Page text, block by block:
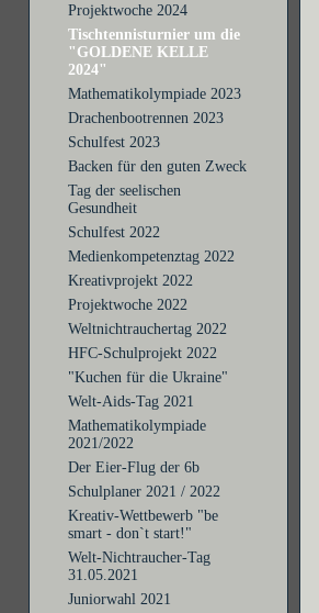
Projektwoche 2024
Tischtennisturnier um die
"GOLDENE KELLE
2024"
Mathematikolympiade 2023
Drachenbootrennen 2023
Schulfest 2023
Backen für den guten Zweck
Tag der seelischen
Gesundheit
Schulfest 2022
Medienkompetenztag 2022
Kreativprojekt 2022
Projektwoche 2022
Weltnichtrauchertag 2022
HFC-Schulprojekt 2022
"Kuchen für die Ukraine"
Welt-Aids-Tag 2021
Mathematikolympiade
2021/2022
Der Eier-Flug der 6b
Schulplaner 2021 / 2022
Kreativ-Wettbewerb "be
smart - don`t start!"
Welt-Nichtraucher-Tag
31.05.2021
Juniorwahl 2021